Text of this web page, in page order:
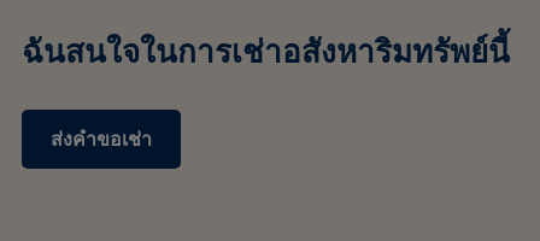
ฉันสนใจในการเช่าอสังหาริมทรัพย์นี้
ส่งคำขอเช่า